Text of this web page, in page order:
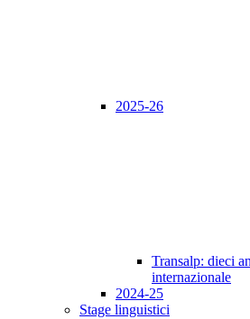
2025-26
Transalp: dieci
internazionale
2024-25
Stage linguistici